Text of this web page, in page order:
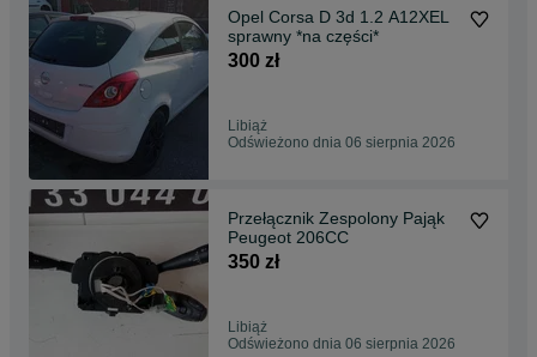
Opel Corsa D 3d 1.2 A12XEL
sprawny *na części*
300 zł
Libiąż
Odświeżono dnia 06 sierpnia 2026
Przełącznik Zespolony Pająk
Peugeot 206CC
350 zł
Libiąż
Odświeżono dnia 06 sierpnia 2026